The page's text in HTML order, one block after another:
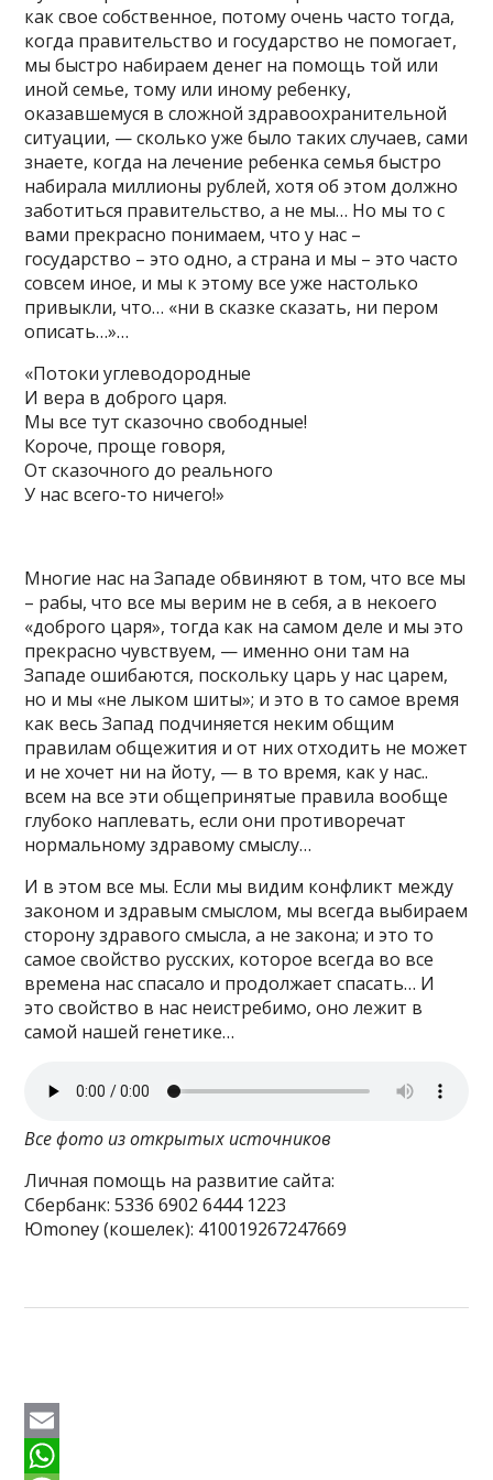
как свое собственное, потому очень часто тогда,
когда правительство и государство не помогает,
мы быстро набираем денег на помощь той или
иной семье, тому или иному ребенку,
оказавшемуся в сложной здравоохранительной
ситуации, — сколько уже было таких случаев, сами
знаете, когда на лечение ребенка семья быстро
набирала миллионы рублей, хотя об этом должно
заботиться правительство, а не мы… Но мы то с
вами прекрасно понимаем, что у нас –
государство – это одно, а страна и мы – это часто
совсем иное, и мы к этому все уже настолько
привыкли, что… «ни в сказке сказать, ни пером
описать…»…
«Потоки углеводородные
И вера в доброго царя.
Мы все тут сказочно свободные!
Короче, проще говоря,
От сказочного до реального
У нас всего-то ничего!»
Многие нас на Западе обвиняют в том, что все мы
– рабы, что все мы верим не в себя, а в некоего
«доброго царя», тогда как на самом деле и мы это
прекрасно чувствуем, — именно они там на
Западе ошибаются, поскольку царь у нас царем,
но и мы «не лыком шиты»; и это в то самое время
как весь Запад подчиняется неким общим
правилам общежития и от них отходить не может
и не хочет ни на йоту, — в то время, как у нас..
всем на все эти общепринятые правила вообще
глубоко наплевать, если они противоречат
нормальному здравому смыслу…
И в этом все мы. Если мы видим конфликт между
законом и здравым смыслом, мы всегда выбираем
сторону здравого смысла, а не закона; и это то
самое свойство русских, которое всегда во все
времена нас спасало и продолжает спасать… И
это свойство в нас неистребимо, оно лежит в
самой нашей генетике…
Все фото из открытых источников
Личная помощь на развитие сайта:
Сбербанк: 5336 6902 6444 1223
Юmoney (кошелек): 410019267247669
E